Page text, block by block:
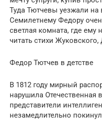
Туда Тютчевы уезжали на
Семилетнему Федору
светлая комната, где ему
читать стихи
Федор Тютчев в детстве
В 1812 году мирный
нарушила Отечественная
представители
незамедлительно